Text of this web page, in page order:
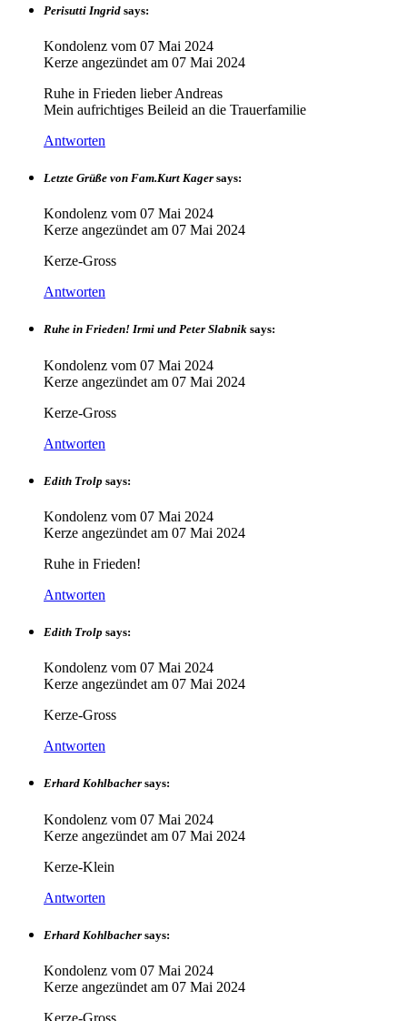
Perisutti Ingrid says:
Kondolenz vom 07 Mai 2024
Kerze angezündet am 07 Mai 2024
Ruhe in Frieden lieber Andreas
Mein aufrichtiges Beileid an die Trauerfamilie
Antworten
Letzte Grüße von Fam.Kurt Kager says:
Kondolenz vom 07 Mai 2024
Kerze angezündet am 07 Mai 2024
Kerze-Gross
Antworten
Ruhe in Frieden! Irmi und Peter Slabnik says:
Kondolenz vom 07 Mai 2024
Kerze angezündet am 07 Mai 2024
Kerze-Gross
Antworten
Edith Trolp says:
Kondolenz vom 07 Mai 2024
Kerze angezündet am 07 Mai 2024
Ruhe in Frieden!
Antworten
Edith Trolp says:
Kondolenz vom 07 Mai 2024
Kerze angezündet am 07 Mai 2024
Kerze-Gross
Antworten
Erhard Kohlbacher says:
Kondolenz vom 07 Mai 2024
Kerze angezündet am 07 Mai 2024
Kerze-Klein
Antworten
Erhard Kohlbacher says:
Kondolenz vom 07 Mai 2024
Kerze angezündet am 07 Mai 2024
Kerze-Gross